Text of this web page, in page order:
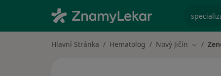
Hlavní Stránka Hematolog Nový Jičín Změna